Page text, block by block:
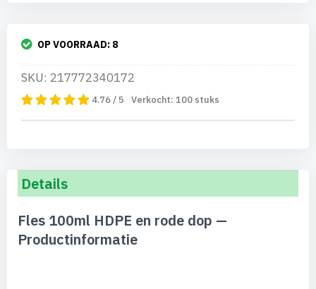
OP VOORRAAD: 8
SKU: 217772340172
4.76 / 5 Verkocht: 100 stuks
Details
Fles 100ml HDPE en rode dop —
Productinformatie